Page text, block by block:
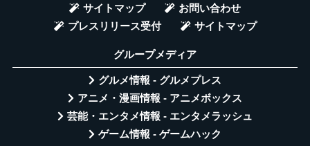
サイトマップ
お問い合わせ
プレスリリース受付
サイトマップ
グループメディア
グルメ情報 - グルメプレス
アニメ・漫画情報 - アニメボックス
芸能・エンタメ情報 - エンタメラッシュ
ゲーム情報 - ゲームハック